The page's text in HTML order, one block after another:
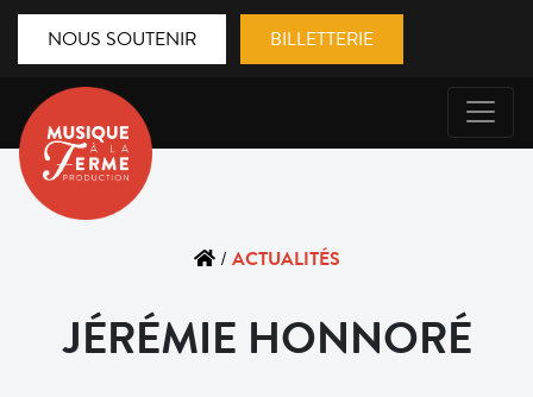
NOUS SOUTENIR BILLETTERIE
/ ACTUALITÉS
JÉRÉMIE HONNORÉ